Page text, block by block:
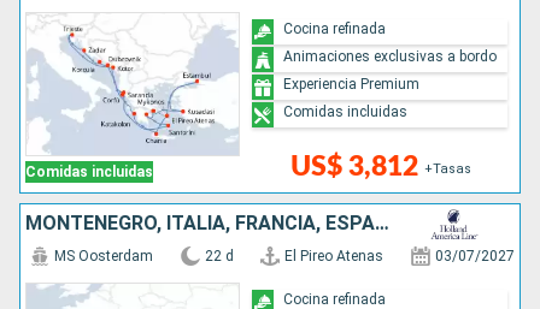
Comidas incluidas US$ 3,812 +Tasas
Cocina refinada
Animaciones exclusivas a bordo
Experiencia Premium
Comidas incluidas
MONTENEGRO, ITALIA, FRANCIA, ESPAÑA, MALTA, GRECIA, TURQUÍA
MS Oosterdam 22 d El Pireo Atenas 03/07/2027
Cocina refinada